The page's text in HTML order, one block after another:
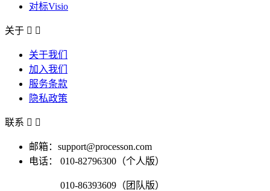
对标Visio
关于  
关于我们
加入我们
服务条款
隐私政策
联系  
邮箱：support@processon.com
电话：
010-82796300（个人版）
010-86393609（团队版）